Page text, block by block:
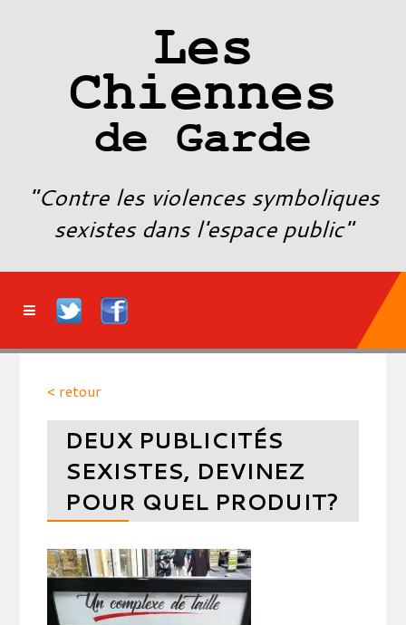
Les
Chiennes
de Garde
"Contre les violences symboliques
sexistes dans l'espace public"
< retour
DEUX PUBLICITÉS
SEXISTES, DEVINEZ
POUR QUEL PRODUIT?